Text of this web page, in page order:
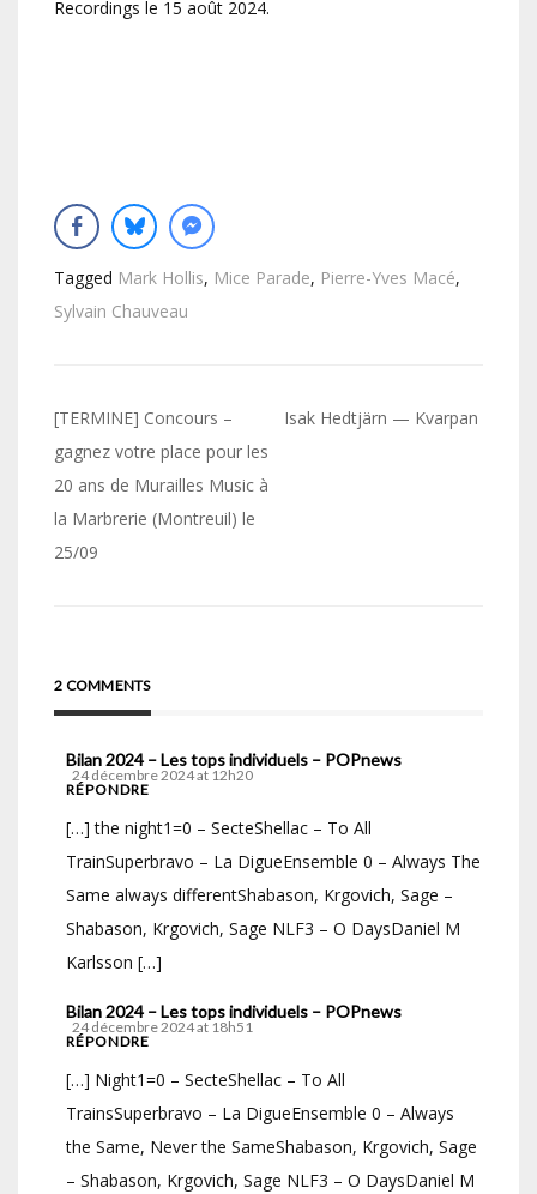
Recordings le 15 août 2024.
Tagged Mark Hollis, Mice Parade, Pierre-Yves Macé,
Sylvain Chauveau
Navigation
de
l’article
[TERMINE] Concours –
gagnez votre place pour les
20 ans de Murailles Music à
la Marbrerie (Montreuil) le
25/09
Isak Hedtjärn — Kvarpan
2 COMMENTS
Bilan 2024 – Les tops individuels – POPnews
24 décembre 2024 at 12h20
RÉPONDRE
[…] the night1=0 – SecteShellac – To All
TrainSuperbravo – La DigueEnsemble 0 – Always The
Same always differentShabason, Krgovich, Sage –
Shabason, Krgovich, Sage NLF3 – O DaysDaniel M
Karlsson […]
Bilan 2024 – Les tops individuels – POPnews
24 décembre 2024 at 18h51
RÉPONDRE
[…] Night1=0 – SecteShellac – To All
TrainsSuperbravo – La DigueEnsemble 0 – Always
the Same, Never the SameShabason, Krgovich, Sage
– Shabason, Krgovich, Sage NLF3 – O DaysDaniel M